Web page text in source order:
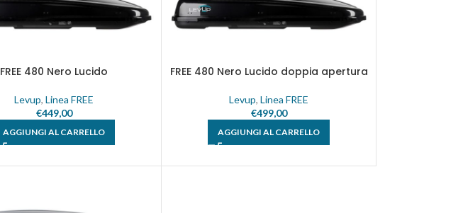
FREE 480 Nero Lucido
Levup,Linea FREE
€449,00
AGGIUNGI AL CARRELLO
FREE 480 Nero Lucido doppia apertura
Levup,Linea FREE
€499,00
AGGIUNGI AL CARRELLO